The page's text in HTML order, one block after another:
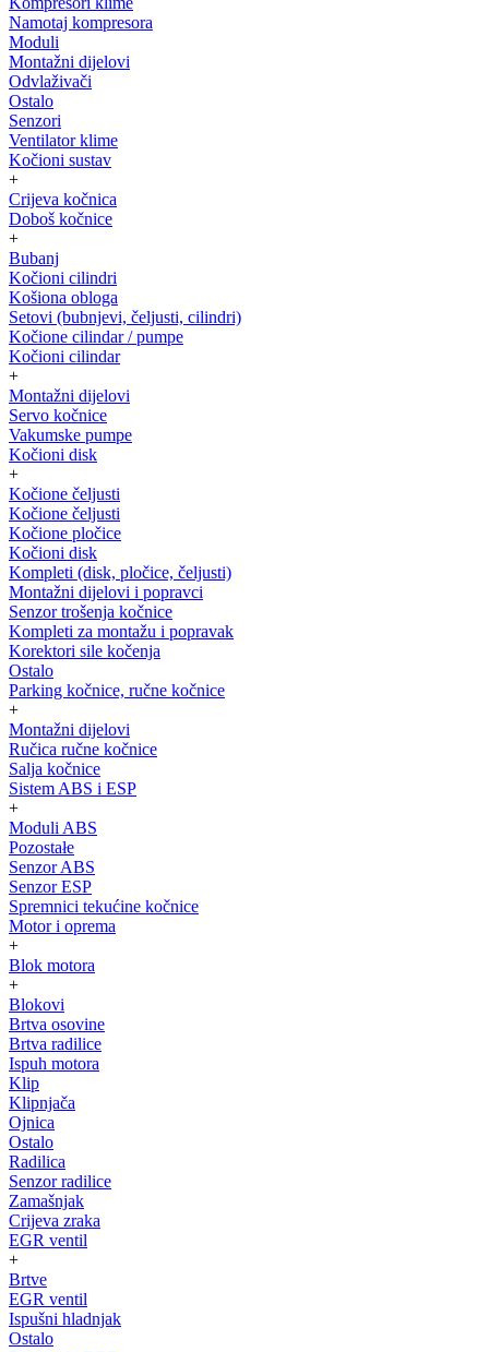
Namotaj kompresora
Moduli
Montažni dijelovi
Odvlaživači
Ostalo
Senzori
Ventilator klime
Kočioni sustav
+
Crijeva kočnica
Doboš kočnice
+
Bubanj
Kočioni cilindri
Košiona obloga
Setovi (bubnjevi, čeljusti, cilindri)
Kočione cilindar / pumpe
Kočioni cilindar
+
Montažni dijelovi
Servo kočnice
Vakumske pumpe
Kočioni disk
+
Kočione čeljusti
Kočione čeljusti
Kočione pločice
Kočioni disk
Kompleti (disk, pločice, čeljusti)
Montažni dijelovi i popravci
Senzor trošenja kočnice
Kompleti za montažu i popravak
Korektori sile kočenja
Ostalo
Parking kočnice, ručne kočnice
+
Montažni dijelovi
Ručica ručne kočnice
Salja kočnice
Sistem ABS i ESP
+
Moduli ABS
Pozostałe
Senzor ABS
Senzor ESP
Spremnici tekućine kočnice
Motor i oprema
+
Blok motora
+
Blokovi
Brtva osovine
Brtva radilice
Ispuh motora
Klip
Klipnjača
Ojnica
Ostalo
Radilica
Senzor radilice
Zamašnjak
Crijeva zraka
EGR ventil
+
Brtve
EGR ventil
Ispušni hladnjak
Ostalo